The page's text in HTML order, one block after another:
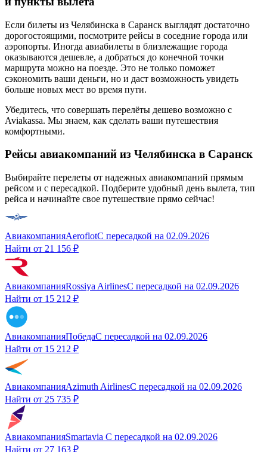
Если билеты из Челябинска в Саранск выглядят достаточно
дорогостоящими, посмотрите рейсы в соседние города или
аэропорты. Иногда авиабилеты в близлежащие города
оказываются дешевле, а добраться до конечной точки
маршрута можно на поезде. Это не только поможет
сэкономить ваши деньги, но и даст возможность увидеть
больше новых мест во время пути.
Убедитесь, что совершать перелёты дешево возможно с
Aviakassa. Мы знаем, как сделать ваши путешествия
комфортными.
Рейсы авиакомпаний из Челябинска в Саранск
Выбирайте перелеты от надежных авиакомпаний прямым
рейсом и с пересадкой. Подберите удобный день вылета, тип
рейса и начинайте свое путешествие прямо сейчас!
АвиакомпанияAeroflotС пересадкой на 02.09.2026
Найти от 21 156 ₽
АвиакомпанияRossiya AirlinesС пересадкой на 02.09.2026
Найти от 15 212 ₽
АвиакомпанияПобедаС пересадкой на 02.09.2026
Найти от 15 212 ₽
АвиакомпанияAzimuth AirlinesС пересадкой на 02.09.2026
Найти от 25 735 ₽
АвиакомпанияSmartavia С пересадкой на 02.09.2026
Найти от 27 163 ₽